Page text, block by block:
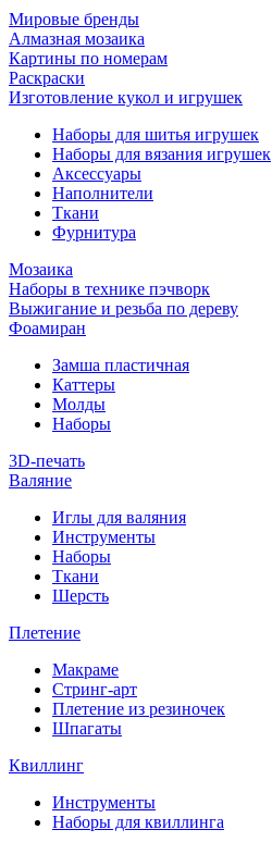
Мировые бренды
Алмазная мозаика
Картины по номерам
Раскраски
Изготовление кукол и игрушек
Наборы для шитья игрушек
Наборы для вязания игрушек
Аксессуары
Наполнители
Ткани
Фурнитура
Мозаика
Наборы в технике пэчворк
Выжигание и резьба по дереву
Фоамиран
Замша пластичная
Каттеры
Молды
Наборы
3D-печать
Валяние
Иглы для валяния
Инструменты
Наборы
Ткани
Шерсть
Плетение
Макраме
Стринг-арт
Плетение из резиночек
Шпагаты
Квиллинг
Инструменты
Наборы для квиллинга